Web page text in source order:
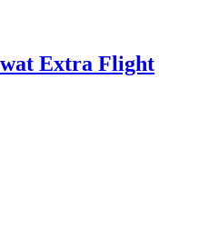
Extra Flight